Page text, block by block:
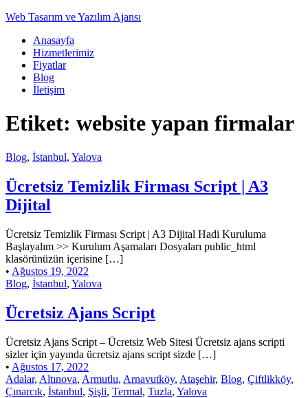
Web Tasarım ve Yazılım Ajansı
Anasayfa
Hizmetlerimiz
Fiyatlar
Blog
İletişim
Etiket: website yapan firmalar
Blog, İstanbul, Yalova
Ücretsiz Temizlik Firması Script | A3
Dijital
Ücretsiz Temizlik Firması Script | A3 Dijital Hadi Kuruluma
Başlayalım >> Kurulum Aşamaları Dosyaları public_html
klasörünüzün içerisine […]
• Ağustos 19, 2022
Blog, İstanbul, Yalova
Ücretsiz Ajans Script
Ücretsiz Ajans Script – Ücretsiz Web Sitesi Ücretsiz ajans scripti
sizler için yayında ücretsiz ajans script sizde […]
• Ağustos 17, 2022
Adalar, Altınova, Armutlu, Arnavutköy, Ataşehir, Blog, Çiftlikköy,
Çınarcık, İstanbul, Şişli, Termal, Tuzla, Yalova